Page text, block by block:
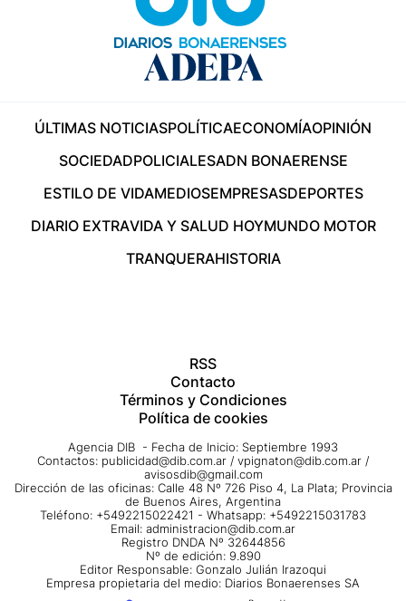
ÚLTIMAS NOTICIASPOLÍTICAECONOMÍAOPINIÓN
SOCIEDADPOLICIALESADN BONAERENSE
ESTILO DE VIDAMEDIOSEMPRESASDEPORTES
DIARIO EXTRAVIDA Y SALUD HOYMUNDO MOTOR
TRANQUERAHISTORIA
RSS
Contacto
Términos y Condiciones
Política de cookies
Agencia DIB - Fecha de Inicio: Septiembre 1993
Contactos: publicidad@dib.com.ar / vpignaton@dib.com.ar /
avisosdib@gmail.com
Dirección de las oficinas: Calle 48 Nº 726 Piso 4, La Plata; Provincia
de Buenos Aires, Argentina
Teléfono: +5492215022421 - Whatsapp: +5492215031783
Email: administracion@dib.com.ar
Registro DNDA Nº 32644856
Nº de edición: 9.890
Editor Responsable: Gonzalo Julián Irazoqui
Empresa propietaria del medio: Diarios Bonaerenses SA